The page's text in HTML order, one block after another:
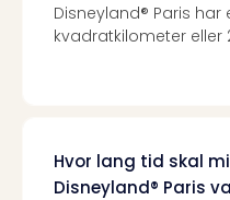
Disneyland® Paris
kvadratkilometer eller
Hvor lang tid skal
Disneyland® Paris